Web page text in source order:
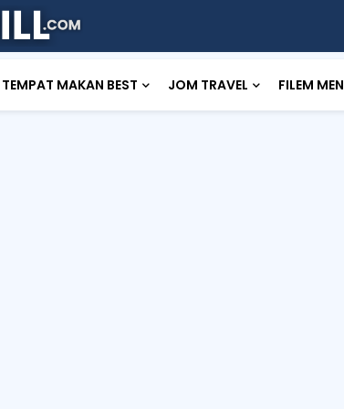
TEMPAT MAKAN BEST JOM TRAVEL FILEM